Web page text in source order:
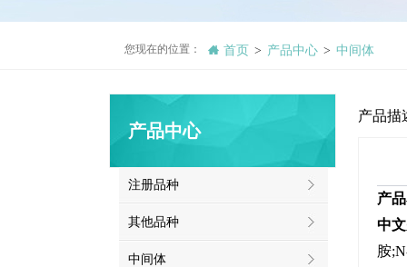
您现在的位置： 首页 > 产品中心 > 中间体
产品描
产
中
胺
产品中心
注册品种
其他品种
中间体